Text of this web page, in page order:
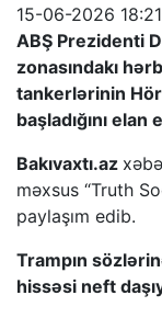
15-06-2026 18:21
ABŞ Prezidenti
zonasındakı
tankerlərinin
başladığını elan
Bakıvaxtı.az
məxsus “Truth
paylaşım edib.
Trampın
hissəsi neft